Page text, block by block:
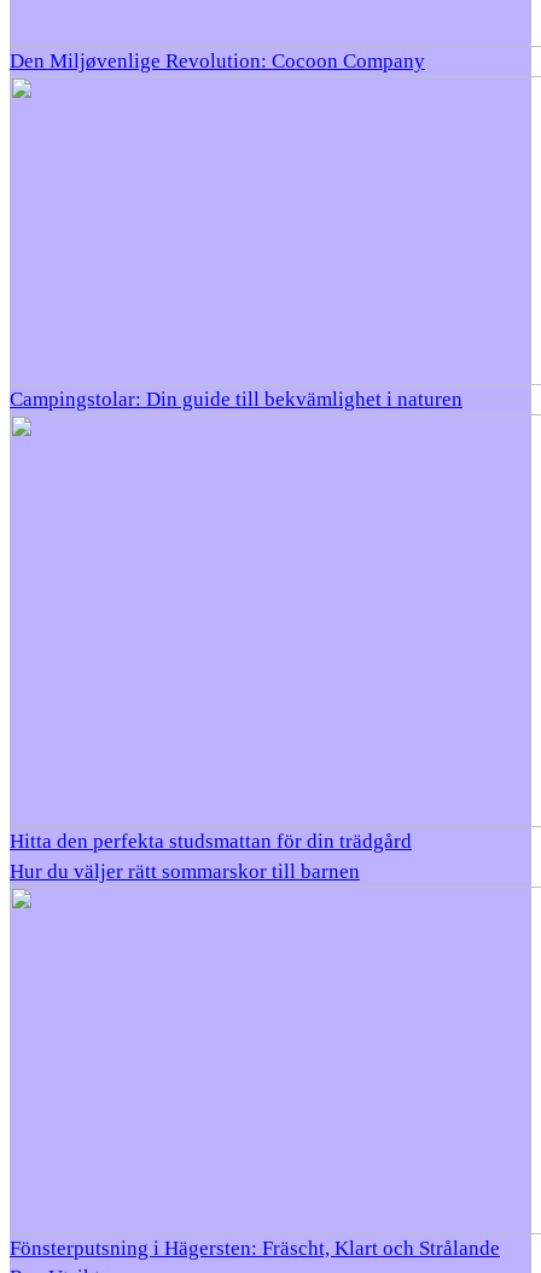
Den Miljøvenlige Revolution: Cocoon Company
Campingstolar: Din guide till bekvämlighet i naturen
Hitta den perfekta studsmattan för din trädgård
Hur du väljer rätt sommarskor till barnen
Fönsterputsning i Hägersten: Fräscht, Klart och Strålande